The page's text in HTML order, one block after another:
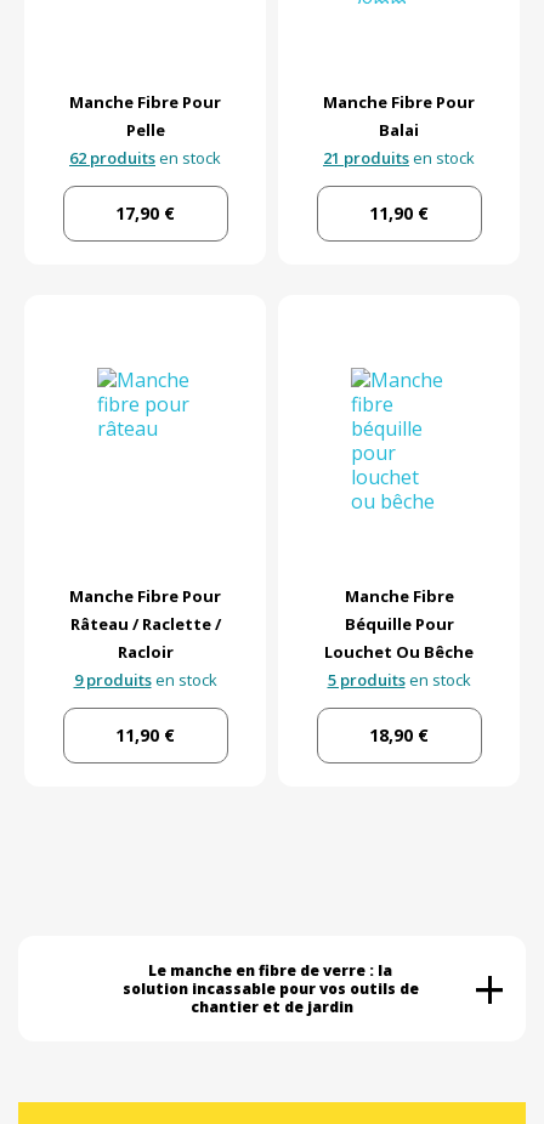
Manche Fibre Pour
Pelle
62 produitsen stock
17,90 €
Manche Fibre Pour
Balai
21 produitsen stock
11,90 €
Manche Fibre Pour
Râteau / Raclette /
Racloir
9 produitsen stock
11,90 €
Manche Fibre
Béquille Pour
Louchet Ou Bêche
5 produitsen stock
18,90 €
Le manche en fibre de verre : la
solution incassable pour vos outils de
chantier et de jardin
+